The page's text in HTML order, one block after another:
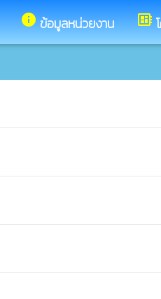
infoข้อมูลหน่วยงาน developer_board